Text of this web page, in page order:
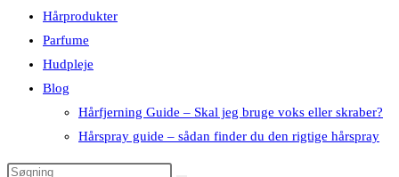
Hårprodukter
Parfume
Hudpleje
Blog
Hårfjerning Guide – Skal jeg bruge voks eller skraber?
Hårspray guide – sådan finder du den rigtige hårspray